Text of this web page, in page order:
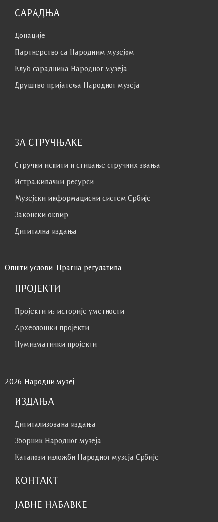
САРАДЊА
Донације
Партнерство са Народним музејoм
Клуб сaрaдникa Народног музеја
Друштво пријатеља Народног музеја
ЗА СТРУЧЊАКЕ
Стручни испити и стицање стручних звања
Истраживачки ресурси
Музејски информациони систем Србије
Законски оквир
Дигитална издања
Општи услови Правна регулатива
ПРОЈЕКТИ
Пројекти из историје уметности
Археолошки пројекти
Нумизматички пројекти
2026 Народни музеј
ИЗДАЊА
Дигитализована издања
Зборник Народног музеја
Каталози изложби Народног музеја Србије
КОНТАКТ
ЈАВНЕ НАБАВКЕ